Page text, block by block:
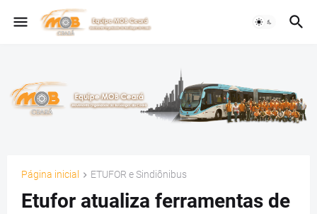
Página inicial ETUFOR e Sindiônibus
Etufor atualiza ferramentas de